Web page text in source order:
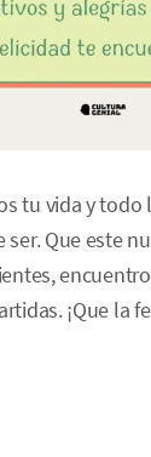
tu vida y
ser. Que este
¡Que la